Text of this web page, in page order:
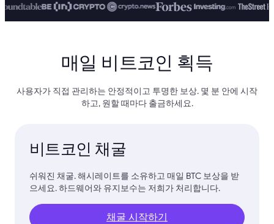
매일 비트코인 획득
사용자가 직접 관리하는 안정적이고 투명한 보상. 몇 분 안에 시작
하고, 원할 때마다 출금하세요.
비트코인 채굴
쉬워진 채굴. 해시레이트를 소유하고 매일 BTC 보상을 받
으세요. 하드웨어와 유지보수는 저희가 처리합니다.
채굴 시작하기